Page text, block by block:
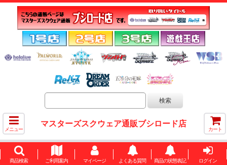
メニュー
マスターズスクウェア通販ブシロード店
カート
商品検索 ご利用案内 マイページ よくある質問 商品の状態表記 ログイン